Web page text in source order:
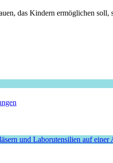
das Kindern ermöglichen